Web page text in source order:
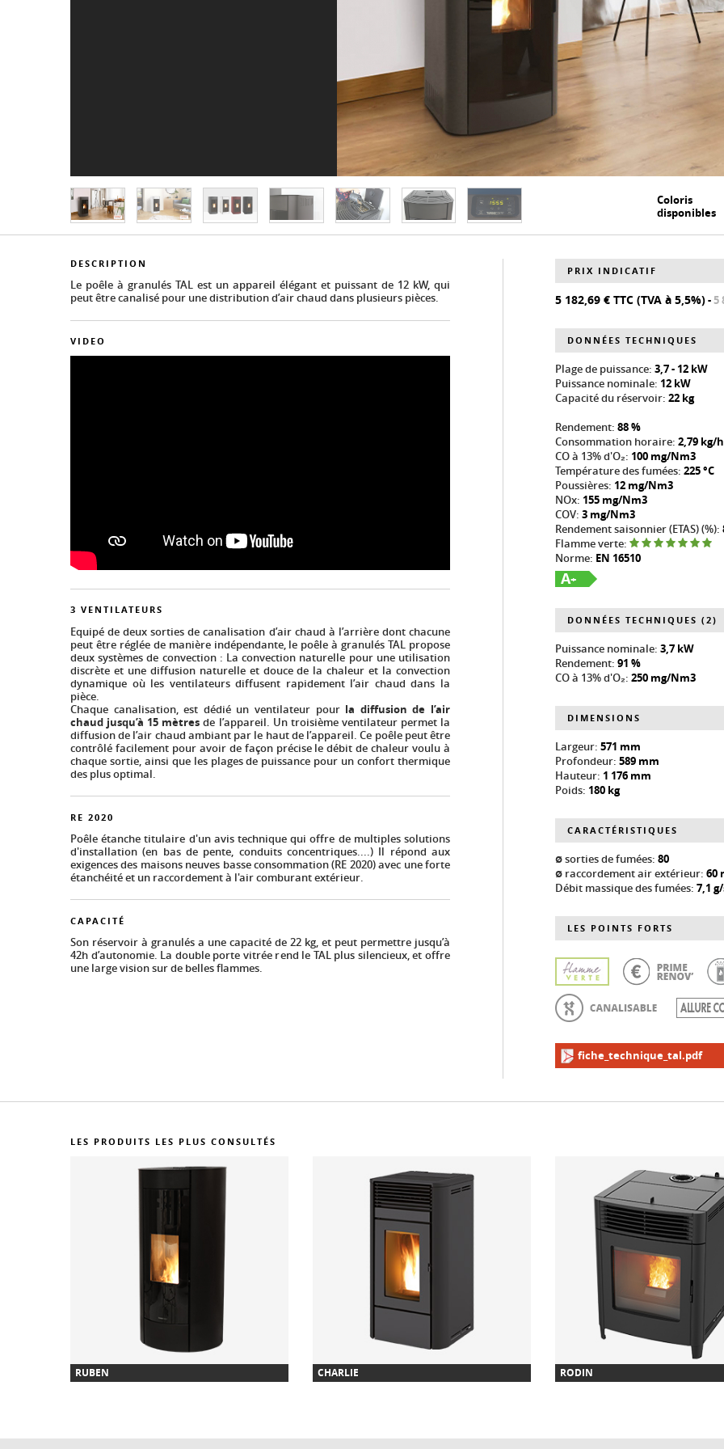
DESCRIPTION
Le poêle à granulés TAL est un appareil élégant et puissant de 12 kW, qui
peut être canalisé pour une distribution d’air chaud dans plusieurs pièces.
VIDEO
3 VENTILATEURS
Equipé de deux sorties de canalisation d’air chaud à l’arrière dont chacune
peut être réglée de manière indépendante, le poêle à granulés TAL propose
deux systèmes de convection : La convection naturelle pour une utilisation
discrète et une diffusion naturelle et douce de la chaleur et la convection
dynamique où les ventilateurs diffusent rapidement l’air chaud dans la
pièce.
Chaque canalisation, est dédié un ventilateur pourla diffusion de l’air
chaud jusqu’à 15 mètres de l’appareil. Un troisième ventilateur permet la
diffusion de l’air chaud ambiant par le haut de l’appareil. Ce poêle peut être
contrôlé facilement pour avoir de façon précise le débit de chaleur voulu à
chaque sortie, ainsi que les plages de puissance pour un confort thermique
des plus optimal.
RE 2020
Poêle étanche titulaire d'un avis technique qui offre de multiples solutions
d'installation (en bas de pente, conduits concentriques....) Il répond aux
exigences des maisons neuves basse consommation (RE 2020) avec une forte
étanchéité et un raccordement à l'air comburant extérieur.
CAPACITÉ
Son réservoir à granulés a une capacité de 22 kg, et peut permettre jusqu’à
42h d’autonomie. La double porte vitrée rend le TAL plus silencieux, et offre
une large vision sur de belles flammes.
PRIX INDICATIF
5 182,69 € TTC (TVA à 5,5%)-5
DONNÉES TECHNIQUES
Plage de puissance: 3,7 - 12 kW
Puissance nominale: 12 kW
Capacité du réservoir: 22 kg
Rendement: 88 %
Consommation horaire: 2,79 kg/h
CO à 13% d'O₂: 100 mg/Nm3
Température des fumées: 225 °C
Poussières: 12 mg/Nm3
NOx: 155 mg/Nm3
COV: 3 mg/Nm3
Rendement saisonnier (ETAS) (%):
Flamme verte:
Norme: EN 16510
A+
DONNÉES TECHNIQUES (2)
Puissance nominale: 3,7 kW
Rendement: 91 %
CO à 13% d'O₂: 250 mg/Nm3
DIMENSIONS
Largeur: 571 mm
Profondeur: 589 mm
Hauteur: 1 176 mm
Poids: 180 kg
CARACTÉRISTIQUES
ø sorties de fumées: 80
ø raccordement air extérieur: 60
Débit massique des fumées: 7,1
LES POINTS FORTS
fiche_technique_tal.pdf
LES PRODUITS LES PLUS CONSULTÉS
RUBEN CHARLIE RODIN